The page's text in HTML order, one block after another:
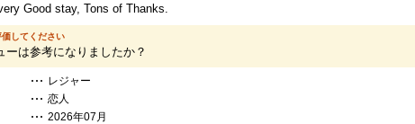
Good stay, Tons of Thanks.
してください
ーは参考になりましたか？
レジャー
恋人
2026年07月